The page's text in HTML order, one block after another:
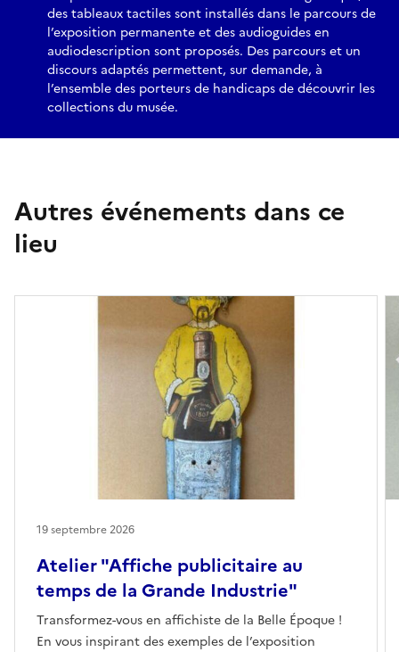
des tableaux tactiles sont installés dans le parcours de
l’exposition permanente et des audioguides en
audiodescription sont proposés. Des parcours et un
discours adaptés permettent, sur demande, à
l’ensemble des porteurs de handicaps de découvrir les
collections du musée.
Autres événements dans ce
lieu
Atelier "Affiche publicitaire au
temps de la Grande Industrie"
Transformez-vous en affichiste de la Belle Époque !
En vous inspirant des exemples de l’exposition
19 septembre 2026